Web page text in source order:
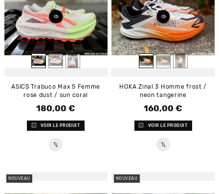
ASICS Trabuco Max 5 Femme
rose dust / sun coral
Prix
180,00 €
VOIR LE PRODUIT
HOKA Zinal 3 Homme frost /
neon tangerine
Prix
160,00 €
VOIR LE PRODUIT
NOUVEAU NOUVEAU